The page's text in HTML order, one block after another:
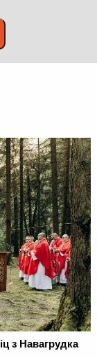
з Навагрудка